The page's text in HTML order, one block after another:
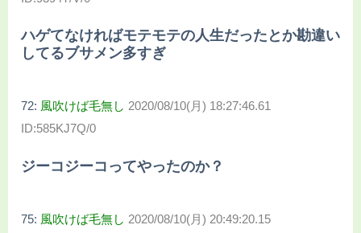
ハゲてなければモテモテの人生だったとか勘違い
してるブサメン多すぎ
72: 風吹けば毛無し 2020/08/10(月) 18:27:46.61
ID:585KJ7Q/0
ジーコジーコってやったのか？
75: 風吹けば毛無し 2020/08/10(月) 20:49:20.15